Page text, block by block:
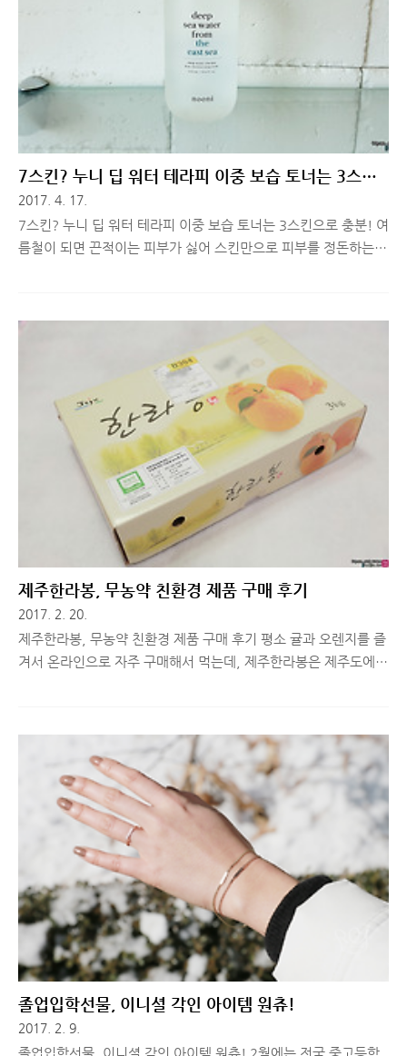
를 조금이라도 해본 분 입장에서 이 서비스가 어떻게 보여질지 궁
금해서 직접 글을 부탁했습니다. 제 입장에서 한 줄 요약해보자면,
7스킨? 누니 딥 워터 테라피 이중 보습 토너는 3스킨
으로 충분!
2017. 4. 17.
7스킨? 누니 딥 워터 테라피 이중 보습 토너는 3스킨으로 충분! 여
름철이 되면 끈적이는 피부가 싫어 스킨만으로 피부를 정돈하는
오늘 소개해드리는 누니 딥 워터 테라피 이중 보습 토너는 3스킨
만으로도 7스킨한 것 같은 효과를 주는 제품이라고 합니다. 리뷰
함께 보시죠! ※ 아래 체험기는 매달 뷰티 제품 리뷰를 도와주는
회사 동생이 아닌, 뉴 모델(?) 지인이 직접 제품을 체험한 뒤, 경험
한 사실 그대로 알려준 체험기입니다. 참고하세요! 여러분 7스킨
이라는말 들어보셨나요 ? 스킨을 7번 손에 덜어서 반복해서 바르
제주한라봉, 무농약 친환경 제품 구매 후기
2017. 2. 20.
제주한라봉, 무농약 친환경 제품 구매 후기 평소 귤과 오렌지를 즐
겨서 온라인으로 자주 구매해서 먹는데, 제주한라봉은 제주도에
이 없었습니다. 그래서 이번 첫 구매가 개인적으로는 굉장히 중요
했는데, 예상했던 것보다 훨씬 좋은 품질의 제품이 와서 너무 기분
좋아 구매 후기까지 남깁니다. 제주한라봉, 배송 상태는?온라인으
로 귤이나 오렌지를 시켜보면, 터져서 물이 흘러나오는 경우도 흔
하게 볼 수 있고, 그것 때문에 금방 곰팡이가 펴서 오래 먹기 힘들
었는데요. 이번에 선이몰에서 구매한 제주한라봉은 제품 포장부터
배송까지 굉장..
졸업입학선물, 이니셜 각인 아이템 원츄!
2017. 2. 9.
졸업입학선물, 이니셜 각인 아이템 원츄! 2월에는 전국 중고등학